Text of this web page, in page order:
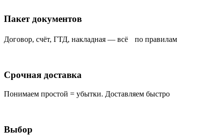
Пакет документов
Договор, счёт, ГТД, накладная — всё по правилам
Срочная доставка
Понимаем простой = убытки. Доставляем быстро
Выбор